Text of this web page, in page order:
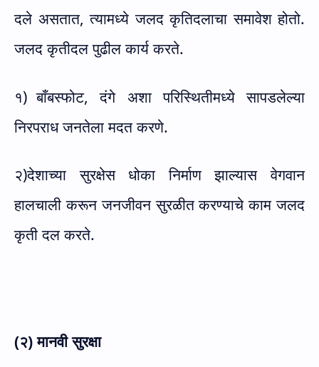
दले असतात, त्यामध्ये जलद कृतिदलाचा समावेश होतो.
जलद कृतीदल पुढील कार्य करते.
१) बाँबस्फोट,दंगे अशा परिस्थितीमध्ये सापडलेल्या
निरपराध जनतेला मदत करणे.
२)देशाच्या सुरक्षेस धोका निर्माण झाल्यास वेगवान
हालचाली करून जनजीवन सुरळीत करण्याचे काम जलद
कृती दल करते.
(२) मानवी सुरक्षा